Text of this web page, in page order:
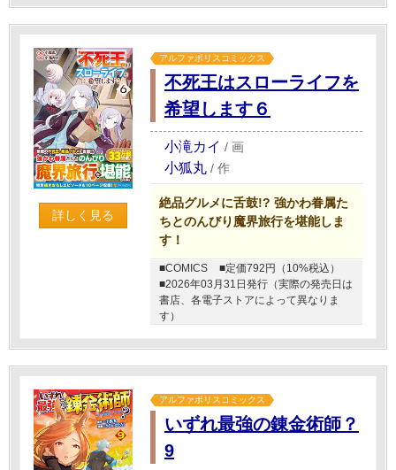
詳しく見る
アルファポリスコミックス
不死王はスローライフを
希望します６
小滝カイ / 画
小狐丸 / 作
絶品グルメに舌鼓!? 強かわ眷属た
ちとのんびり魔界旅行を堪能しま
す！
■COMICS
■定価792円（10%税込）
■2026年03月31日発行（実際の発売日は
書店、各電子ストアによって異なりま
す）
アルファポリスコミックス
いずれ最強の錬金術師？
9